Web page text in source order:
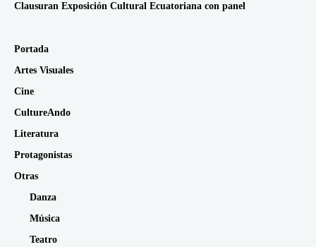
Clausuran Exposición Cultural Ecuatoriana con panel
Portada
Artes Visuales
Cine
CultureAndo
Literatura
Protagonistas
Otras
Danza
Música
Teatro